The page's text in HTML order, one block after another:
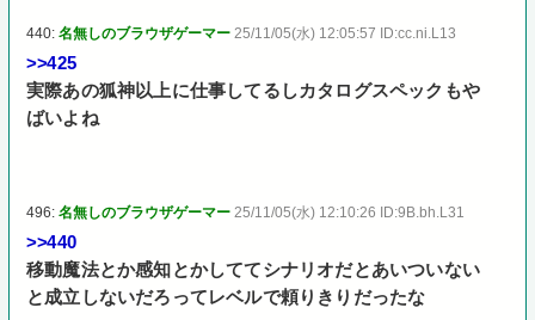
440:名無しのブラウザゲーマー 25/11/05(水) 12:05:57 ID:cc.ni.L13
>>425
実際あの狐神以上に仕事してるしカタログスペックもや
ばいよね
496:名無しのブラウザゲーマー 25/11/05(水) 12:10:26 ID:9B.bh.L31
>>440
移動魔法とか感知とかしててシナリオだとあいついない
と成立しないだろってレベルで頼りきりだったな